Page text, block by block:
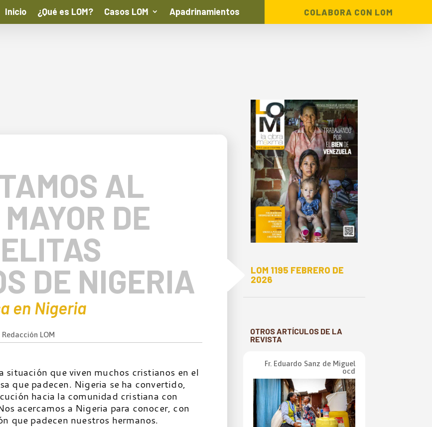
Inicio ¿Qué es LOM? Casos LOM Apadrinamientos COLABORA CON LOM
AL
DE
DE NIGERIA
en Nigeria
Redacción LOM
situación que viven muchos cristianos en el
que padecen. Nigeria se ha convertido,
hacia la comunidad cristiana con
acercamos a Nigeria para conocer, con
que padecen nuestros hermanos.
ELOM 1195 FEBRERO DE
2026
OTROS ARTÍCULOS DE LA
REVISTA
Fr. Eduardo Sanz de Miguel
ocd